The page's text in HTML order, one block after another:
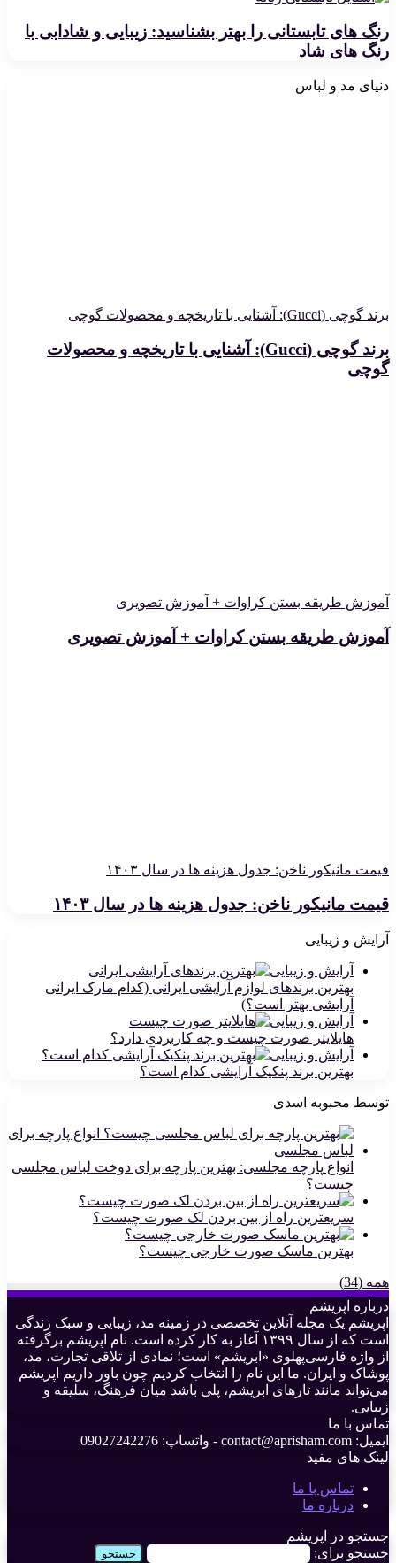
رنگ های تابستانی را بهتر بشناسید: زیبایی و شادابی با
رنگ های شاد
دنیای مد و لباس
برند گوچی (Gucci): آشنایی با تاریخچه و محصولات گوچی
برند گوچی (Gucci): آشنایی با تاریخچه و محصولات
گوچی
آموزش طریقه بستن کراوات + آموزش تصویری
آموزش طریقه بستن کراوات + آموزش تصویری
قیمت مانیکور ناخن: جدول هزینه ها در سال ۱۴۰۳
قیمت مانیکور ناخن: جدول هزینه ها در سال ۱۴۰۳
آرایش و زیبایی
آرایش و زیبایی
بهترین برندهای لوازم آرایشی ایرانی (کدام مارک ایرانی
آرایشی بهتر است؟)
آرایش و زیبایی
هایلایتر صورت چیست و چه کاربردی دارد؟
آرایش و زیبایی
بهترین برند پنکیک آرایشی کدام است؟
توسط محبوبه اسدی
انواع پارچه مجلسی: بهترین پارچه برای دوخت لباس مجلسی
چیست؟
سریعترین راه از بین بردن لک صورت چیست؟
بهترین ماسک صورت خارجی چیست؟
همه (34)
درباره اپریشم
اپریشم یک مجله آنلاین تخصصی در زمینه مد، زیبایی و سبک زندگی
است که از سال ۱۳۹۹ آغاز به کار کرده است. نام اپریشم برگرفته
از واژه فارسی‌پهلوی «ابریشم» است؛ نمادی از تلاقی تجارت، مد،
پوشاک و ایران. ما این نام را انتخاب کردیم چون باور داریم اپریشم
می‌تواند مانند تارهای ابریشم، پلی باشد میان فرهنگ، سلیقه و
زیبایی.
تماس با ما
ایمیل: contact@aprisham.com - واتساپ: 09027242276
لینک های مفید
تماس با ما
درباره ما
جستجو در اپریشم
جستجو برای: